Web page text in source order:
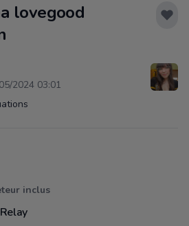
lovegood
2024 03:01
inclus